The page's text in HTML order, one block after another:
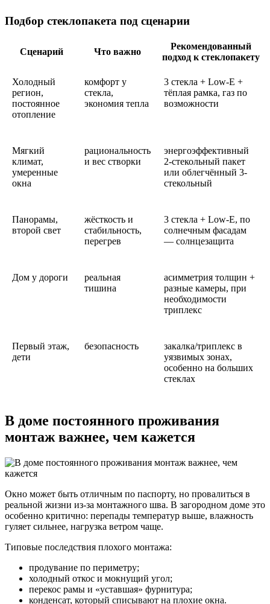
Подбор стеклопакета под сценарии
Сценарий Что важно
Рекомендованный
подход к стеклопакету
Холодный
регион,
постоянное
отопление
комфорт у
стекла,
экономия тепла
3 стекла + Low-E +
тёплая рамка, газ по
возможности
Мягкий
климат,
умеренные
окна
рациональность
и вес створки
энергоэффективный
2-стекольный пакет
или облегчённый 3-
стекольный
Панорамы,
второй свет
жёсткость и
стабильность,
перегрев
3 стекла + Low-E, по
солнечным фасадам
— солнцезащита
Дом у дороги
реальная
тишина
асимметрия толщин +
разные камеры, при
необходимости
триплекс
Первый этаж,
дети
безопасность
закалка/триплекс в
уязвимых зонах,
особенно на больших
стеклах
В доме постоянного проживания
монтаж важнее, чем кажется
Окно может быть отличным по паспорту, но провалиться в
реальной жизни из-за монтажного шва. В загородном доме это
особенно критично: перепады температур выше, влажность
гуляет сильнее, нагрузка ветром чаще.
Типовые последствия плохого монтажа:
продувание по периметру;
холодный откос и мокнущий угол;
перекос рамы и «уставшая» фурнитура;
конденсат, который списывают на плохие окна.